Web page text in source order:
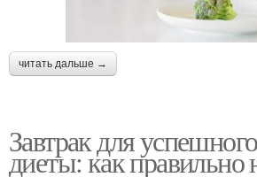
читать дальше →
Завтрак для
диеты: как правильно